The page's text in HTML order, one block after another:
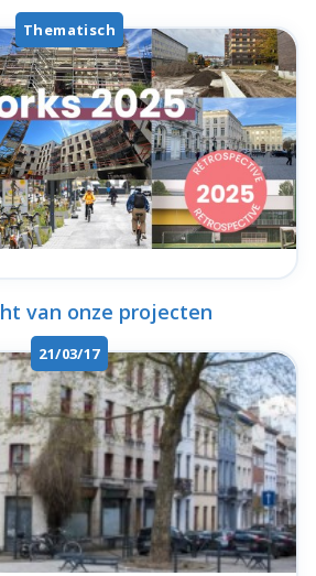
Thematisch
van onze projecten
21/03/17